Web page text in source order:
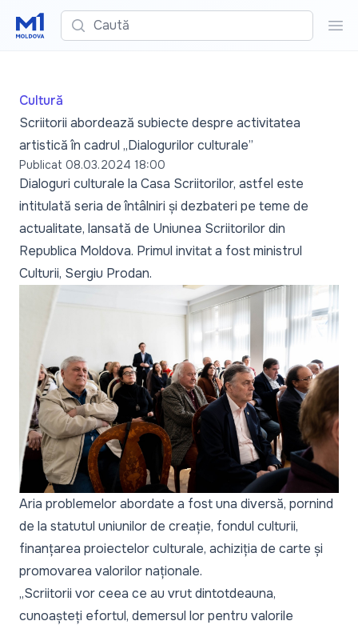
Caută
Cultură
Scriitorii abordează subiecte despre activitatea
artistică în cadrul „Dialogurilor culturale”
Publicat 08.03.2024 18:00
Dialoguri culturale la Casa Scriitorilor, astfel este
intitulată seria de întâlniri și dezbateri pe teme de
actualitate, lansată de Uniunea Scriitorilor din
Republica Moldova. Primul invitat a fost ministrul
Culturii, Sergiu Prodan.
Aria problemelor abordate a fost una diversă, pornind
de la statutul uniunilor de creație, fondul culturii,
finanțarea proiectelor culturale, achiziția de carte și
promovarea valorilor naționale.
„Scriitorii vor ceea ce au vrut dintotdeauna,
cunoașteți efortul, demersul lor pentru valorile